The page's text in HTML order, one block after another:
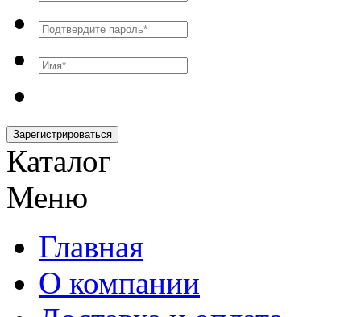
Зарегистрироваться
Каталог
Меню
Главная
О компании